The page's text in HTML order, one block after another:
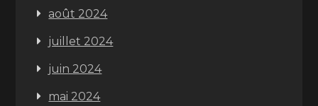
août 2024
juillet 2024
juin 2024
mai 2024